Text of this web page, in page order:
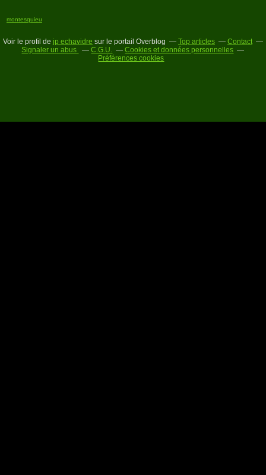
montesquieu
Voir le profil de jp echavidre sur le portail Overblog Top articles
Contact
Signaler un abus
C.G.U.
Cookies et données personnelles
Préférences cookies